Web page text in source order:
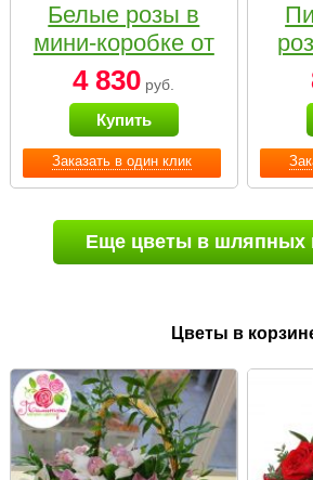
Заказать в один клик
Белые розы в
мини-коробке от
Bella Fiori
4 830 руб.
Купить
Еще цветы в шляпных
Цветы в